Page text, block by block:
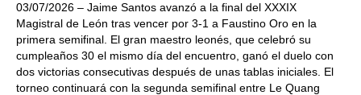
03/07/2026 – Jaime Santos avanzó a la final del XXXIX
Magistral de León tras vencer por 3-1 a Faustino Oro en la
primera semifinal. El gran maestro leonés, que celebró su
cumpleaños 30 el mismo día del encuentro, ganó el duelo con
dos victorias consecutivas después de unas tablas iniciales. El
torneo continuará con la segunda semifinal entre Le Quang